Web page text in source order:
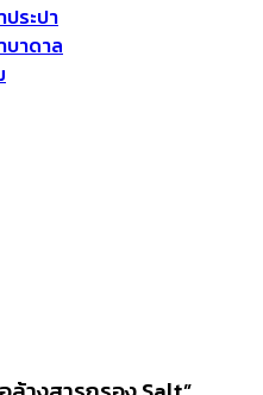
ระปา
บาดาล